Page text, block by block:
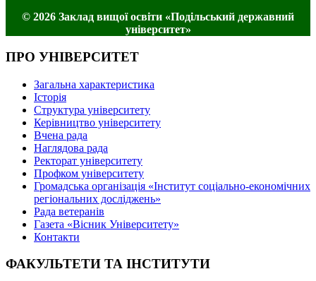
© 2026 Заклад вищої освіти «Подільський державний
університет»
ПРО УНІВЕРСИТЕТ
Загальна характеристика
Історія
Структура університету
Керівництво університету
Вчена рада
Наглядова рада
Ректорат університету
Профком університету
Громадська організація «Інститут соціально-економічних
регіональних досліджень»
Рада ветеранів
Газета «Вісник Університету»
Контакти
ФАКУЛЬТЕТИ ТА ІНСТИТУТИ